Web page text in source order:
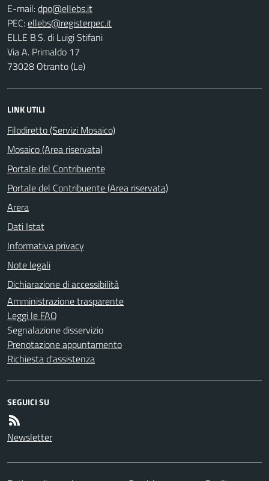
E-mail:
PEC:
ELLE B.S. di Luigi Stifani
Via A. Primaldo 17
73028 Otranto (Le)
LINK UTILI
Filodiretto (Servizi Mosaico)
Mosaico (Area riservata)
Portale del Contribuente
Portale del Contribuente (Area riservata)
Arera
Dati Istat
Informativa privacy
Note legali
Dichiarazione di accessibilità
Amministrazione trasparente
Leggi le FAQ
Segnalazione disservizio
Prenotazione appuntamento
Richiesta d'assistenza
SEGUICI SU
Newsletter